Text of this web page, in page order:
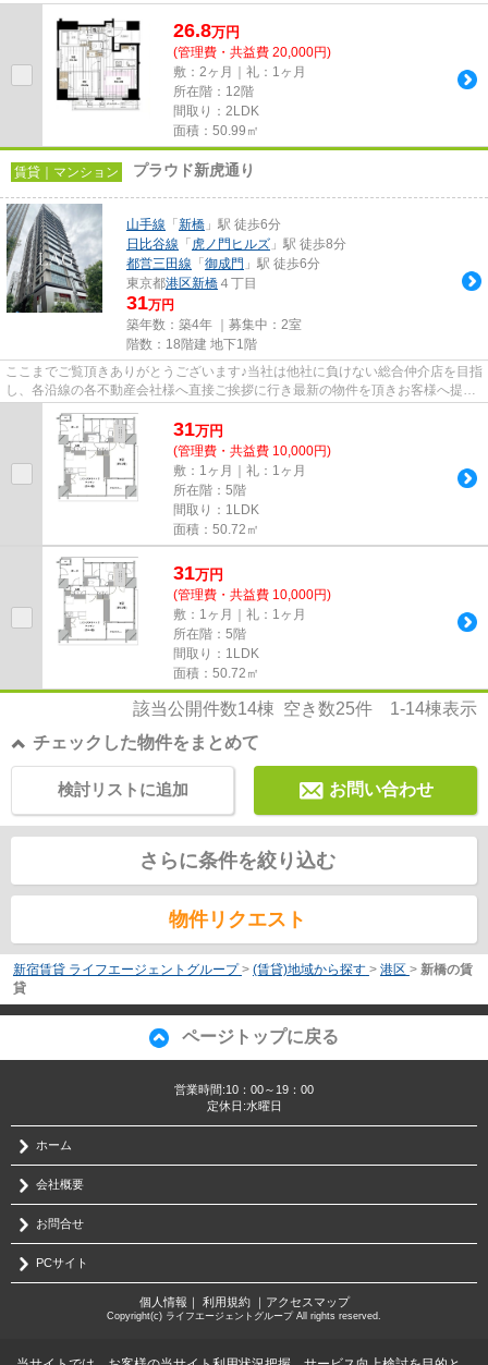
26.8万円
(管理費・共益費 20,000円)
敷：2ヶ月｜礼：1ヶ月
所在階：12階
間取り：2LDK
面積：50.99㎡
賃貸｜マンション プラウド新虎通り
山手線 「 新橋 」駅 徒歩6分
日比谷線 「 虎ノ門ヒルズ 」駅 徒歩8分
都営三田線 「 御成門 」駅 徒歩6分
東京都港区新橋 ４丁目
31万円
築年数：築4年 ｜募集中： 2室
階数：18階建 地下1階
ここまでご覧頂きありがとうございます♪当社は他社に負けない総合仲介店を目指
し、各沿線の各不動産会社様へ直接ご挨拶に行き最新の物件を頂きお客様へ提供
31万円
(管理費・共益費 10,000円)
敷：1ヶ月｜礼：1ヶ月
所在階：5階
間取り：1LDK
面積：50.72㎡
31万円
(管理費・共益費 10,000円)
敷：1ヶ月｜礼：1ヶ月
所在階：5階
間取り：1LDK
面積：50.72㎡
該当公開件数14棟 空き数25件 1-14棟表示
チェックした物件をまとめて
お問い合わせ
検討リストに追加
さらに条件を絞り込む
物件リクエスト
新宿賃貸 ライフエージェントグループ > (賃貸)地域から探す > 港区 > 新橋の賃
貸
ページトップに戻る
営業時間:10：00～19：00
定休日:水曜日
ホーム
会社概要
お問合せ
PCサイト
個人情報 ｜ 利用規約｜ アクセスマップ
Copyright(c) ライフエージェントグループ All rights reserved.